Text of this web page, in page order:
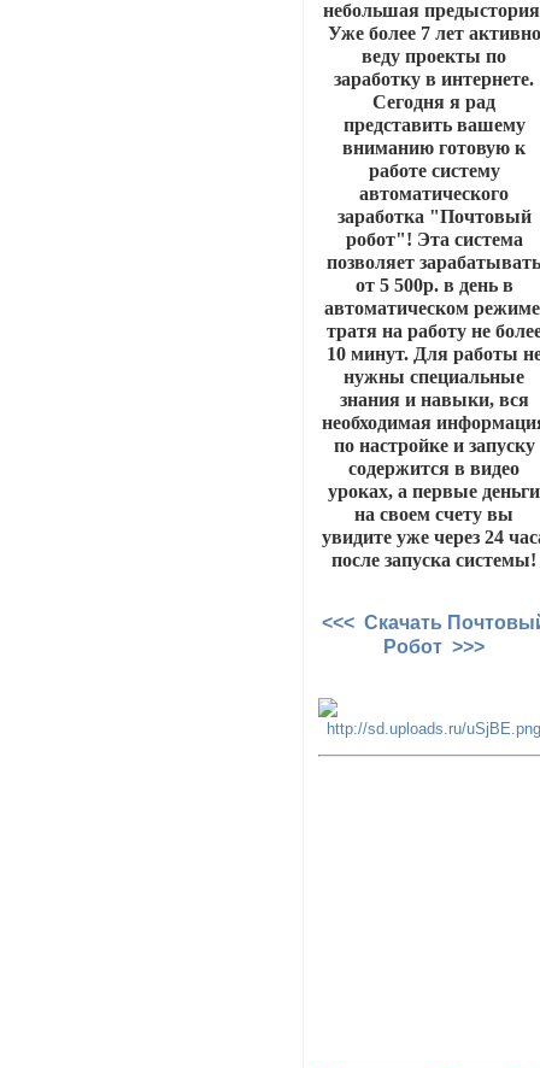
небольшая
Уже более 7 лет активно
веду проекты по
заработку в интернете.
Сегодня я рад
представить вашему
вниманию готовую к
работе систему
автоматического
заработка "Почтовый
робот"! Эта система
позволяет
от 5 500р. в день в
автоматическом
тратя на работу не
10 минут. Для работы
нужны специальные
знания и навыки, вся
необходимая
по настройке и запуску
содержится в видео
уроках, а первые деньги
на своем счету вы
увидите уже через 24
после запуска системы!
<<< Скачать
Робот >>>